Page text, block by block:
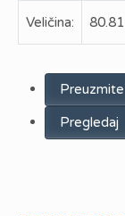
Veličina:
Preuzmite
Pregledaj